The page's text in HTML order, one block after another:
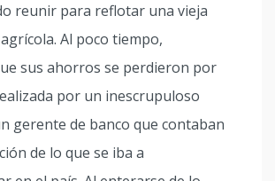
reunir para reflotar una vieja
Al poco tiempo,
sus ahorros se perdieron por
por un inescrupuloso
gerente de banco que contaban
de lo que se iba a